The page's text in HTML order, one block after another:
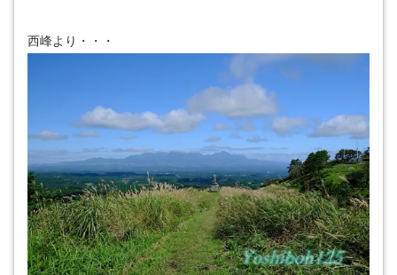
西峰より・・・